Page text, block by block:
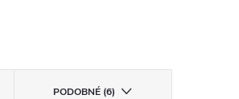
PODOBNÉ (6)